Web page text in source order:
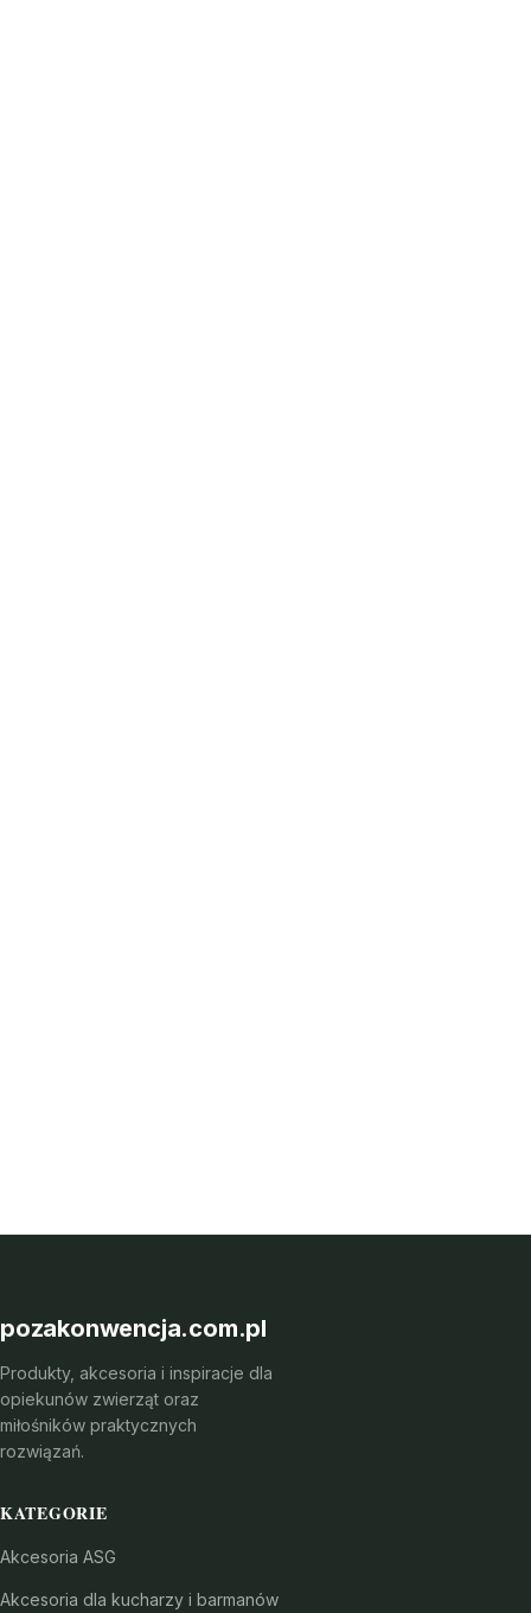
pozakonwencja.com.pl
Produkty, akcesoria i inspiracje dla
opiekunów zwierząt oraz
miłośników praktycznych
rozwiązań.
KATEGORIE
Akcesoria ASG
Akcesoria dla kucharzy i barmanów